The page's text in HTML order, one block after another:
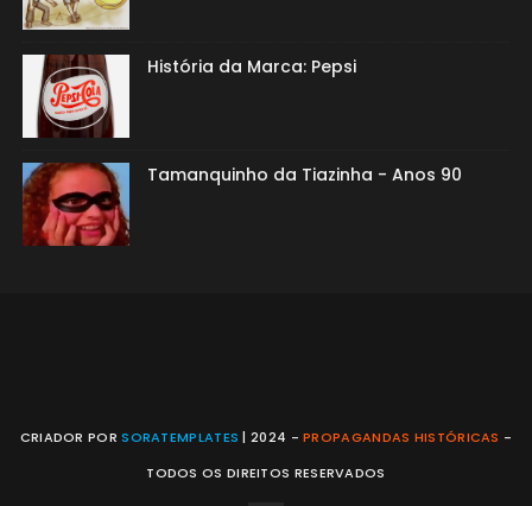
História da Marca: Pepsi
Tamanquinho da Tiazinha - Anos 90
CRIADOR PORSORATEMPLATES | 2024 -PROPAGANDAS HISTÓRICAS -
TODOS OS DIREITOS RESERVADOS